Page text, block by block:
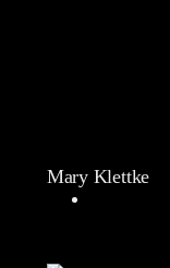
Mary Klettke